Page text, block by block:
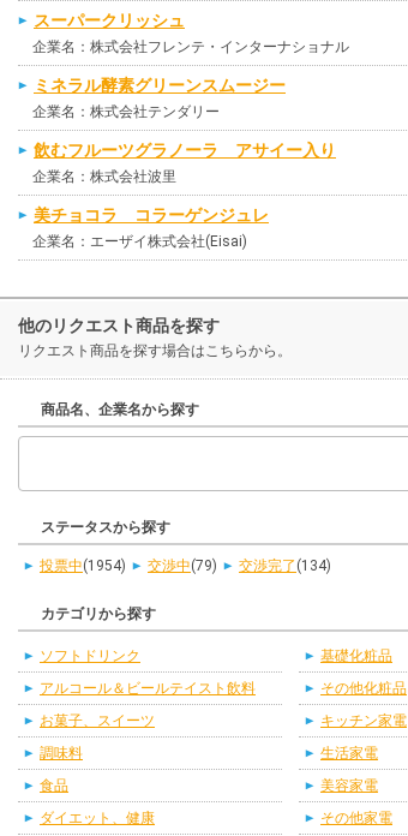
スーパークリッシュ
企業名：株式会社フレンテ・インターナショナル
ミネラル酵素グリーンスムージー
企業名：株式会社テンダリー
飲むフルーツグラノーラ アサイー入り
企業名：株式会社波里
美チョコラ コラーゲンジュレ
企業名：エーザイ株式会社(Eisai)
他のリクエスト商品を探す
リクエスト商品を探す場合はこちらから。
商品名、企業名から探す
ステータスから探す
投票中(1954) 交渉中(79) 交渉完了 (134)
カテゴリから探す
ソフトドリンク
アルコール＆ビールテイスト飲料
お菓子、スイーツ
調味料
食品
ダイエット、健康
基礎化粧品
その他化粧品
キッチン家電
生活家電
美容家電
その他家電